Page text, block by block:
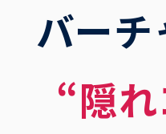
バー
“隠